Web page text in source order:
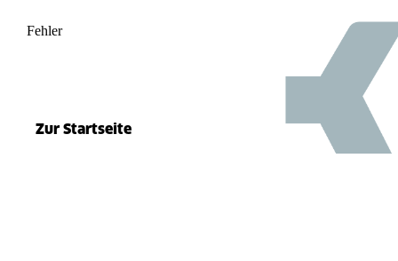
Fehler 500
Zur Startseite